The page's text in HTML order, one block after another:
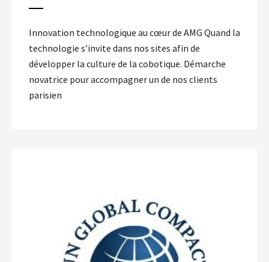
Innovation technologique au cœur de AMG Quand la
technologie s’invite dans nos sites afin de
développer la culture de la cobotique. Démarche
novatrice pour accompagner un de nos clients
parisien